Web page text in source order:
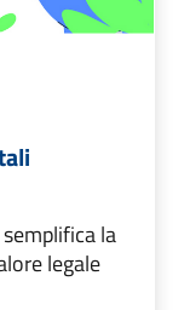
la
legale